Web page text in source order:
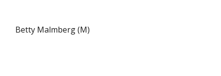
Betty Malmberg (M)